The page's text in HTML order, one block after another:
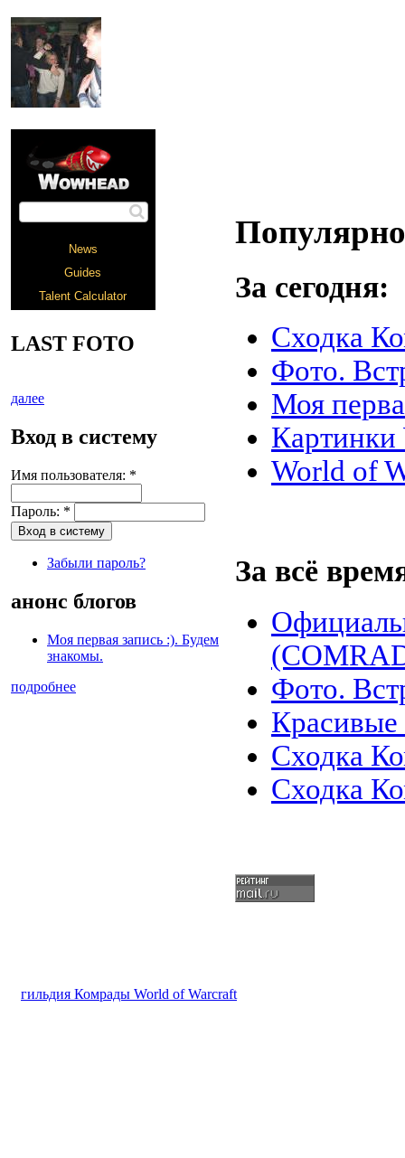
LAST FOTO
далее
Вход в систему
Имя пользователя: *
Пароль: *
Забыли пароль?
анонс блогов
Моя первая запись :). Будем
знакомы.
подробнее
За сегодня:
Сходка
Фото.
Моя
World of
За всё
Фото.
Сходка
Сходка
гильдия Комрады World of Warcraft